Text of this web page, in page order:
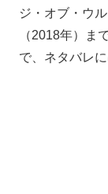
ジ・オブ・ウ
（2018年）ま
で、ネタバレ